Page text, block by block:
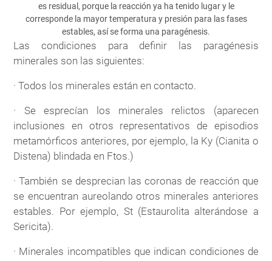
es residual, porque la reacción ya ha tenido lugar y le
corresponde la mayor temperatura y presión para las fases
estables, así se forma una paragénesis.
Las condiciones para definir las paragénesis
minerales son las siguientes:
· Todos los minerales están en contacto.
· Se esprecían los minerales relictos (aparecen
inclusiones en otros representativos de episodios
metamórficos anteriores, por ejemplo, la Ky (Cianita o
Distena) blindada en Ftos.)
· También se desprecian las coronas de reacción que
se encuentran aureolando otros minerales anteriores
estables. Por ejemplo, St (Estaurolita alterándose a
Sericita).
· Minerales incompatibles que indican condiciones de